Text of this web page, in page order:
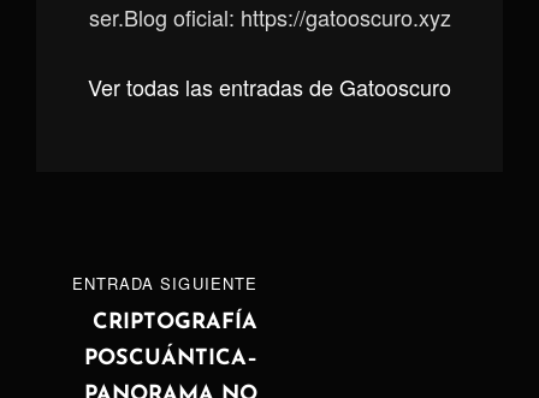
ser.Blog oficial: https://gatooscuro.xyz
Ver todas las entradas de Gatooscuro
Navegación
entradas
ENTRADA
SIGUIENTE
ENTRADA SIGUIENTE
CRIPTOGRAFÍA
POSCUÁNTICA–